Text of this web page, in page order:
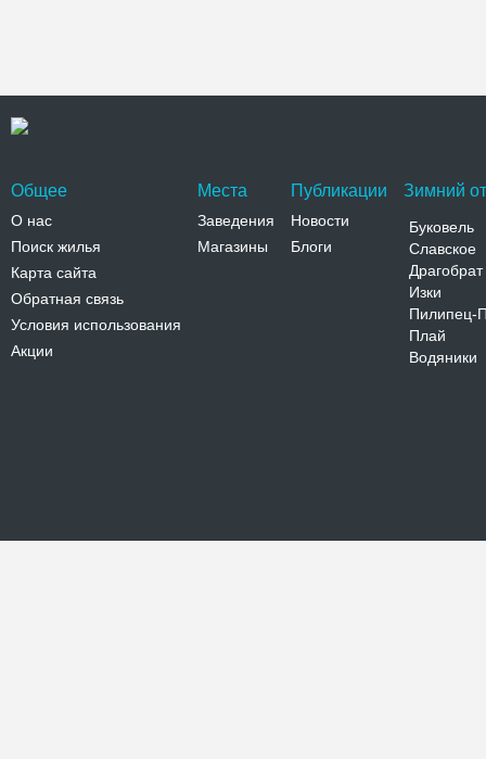
Общее
О нас
Поиск жилья
Карта сайта
Обратная связь
Условия использования
Акции
Места
Заведения
Магазины
Публикации
Новости
Блоги
Зимний
Буковель
Славское
Драгобрат
Изки
Пилипец-
Плай
Водяники